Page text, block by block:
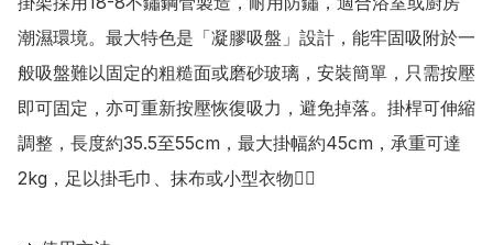
潮濕環境。最大特色是「凝膠吸盤」設計，能牢固吸附於一
般吸盤難以固定的粗糙面或磨砂玻璃，安裝簡單，只需按壓
即可固定，亦可重新按壓恢復吸力，避免掉落。掛桿可伸縮
調整，長度約35.5至55cm，最大掛幅約45cm，承重可達
2kg，足以掛毛巾、抹布或小型衣物👍🏻